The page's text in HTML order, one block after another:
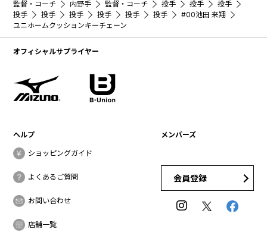
監督・コーチ
内野手 監督・コーチ 投手 投手
投手
投手
投手 投手 投手 投手 投手
#00池田 来翔
ユニホームクッションキーチェーン
オフィシャルサプライヤー
ヘルプ
ショッピングガイド
よくあるご質問
お問い合わせ
店舗一覧
メンバーズ
会員登録